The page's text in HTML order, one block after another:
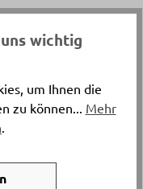
erfolgreich sein
wichtig
um Ihnen die
zu können... Mehr
.